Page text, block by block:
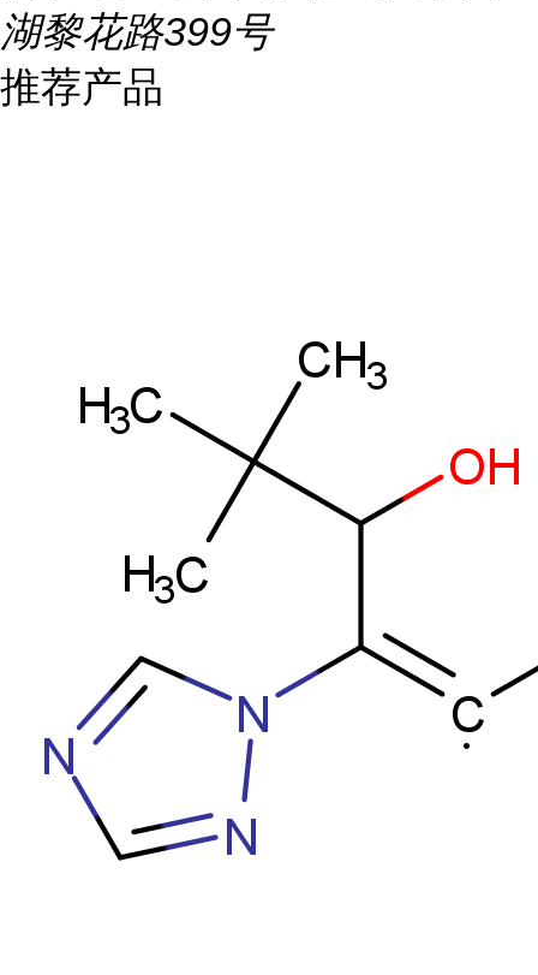
湖黎花路399号
推荐产品